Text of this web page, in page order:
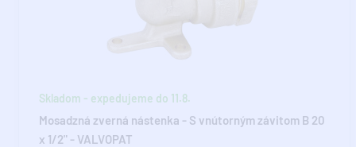
Skladom - expedujeme do 11.8.
Mosadzná zverná nástenka - S vnútorným závitom B 20
x 1/2" - VALVOPAT